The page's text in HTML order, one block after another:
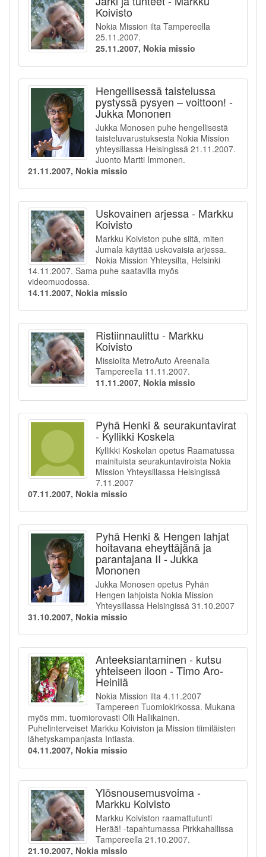
Koivisto
Nokia Mission ilta Tampereella
25.11.2007.
25.11.2007, Nokia missio
Hengellisessä taistelussa
pystyssä pysyen – voittoon! -
Jukka Mononen
Jukka Monosen puhe hengellisestä
taisteluvarustuksesta Nokia Mission
yhteysillassa Helsingissä 21.11.2007.
Juonto Martti Immonen.
21.11.2007, Nokia missio
Uskovainen arjessa - Markku
Koivisto
Markku Koiviston puhe siitä, miten
Jumala käyttää uskovaisia arjessa.
Nokia Mission Yhteysilta, Helsinki
14.11.2007. Sama puhe saatavilla myös
videomuodossa.
14.11.2007, Nokia missio
Ristiinnaulittu - Markku
Koivisto
Missioilta MetroAuto Areenalla
Tampereella 11.11.2007.
11.11.2007, Nokia missio
Pyhä Henki & seurakuntavirat
- Kyllikki Koskela
Kyllikki Koskelan opetus Raamatussa
mainituista seurakuntaviroista Nokia
Mission Yhteysillassa Helsingissä
7.11.2007
07.11.2007, Nokia missio
Pyhä Henki & Hengen lahjat
hoitavana eheyttäjänä ja
parantajana II - Jukka
Mononen
Jukka Monosen opetus Pyhän
Hengen lahjoista Nokia Mission
Yhteysillassa Helsingissä 31.10.2007
31.10.2007, Nokia missio
Anteeksiantaminen - kutsu
yhteiseen iloon - Timo Aro-
Heinilä
Nokia Mission ilta 4.11.2007
Tampereen Tuomiokirkossa. Mukana
myös mm. tuomiorovasti Olli Hallikainen.
Puhelinterveiset Markku Koiviston ja Mission tiimiläisten
lähetyskampanjasta Intiasta.
04.11.2007, Nokia missio
Ylösnousemusvoima -
Markku Koivisto
Markku Koiviston raamattutunti
Herää! -tapahtumassa Pirkkahallissa
Tampereella 21.10.2007.
21.10.2007, Nokia missio